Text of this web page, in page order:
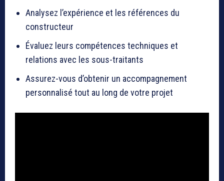
Analysez l’expérience et les références du
constructeur
Évaluez leurs compétences techniques et
relations avec les sous-traitants
Assurez-vous d’obtenir un accompagnement
personnalisé tout au long de votre projet